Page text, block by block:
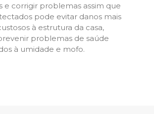
e corrigir problemas assim que
pode evitar danos mais
à estrutura da casa,
problemas de saúde
à umidade e mofo.